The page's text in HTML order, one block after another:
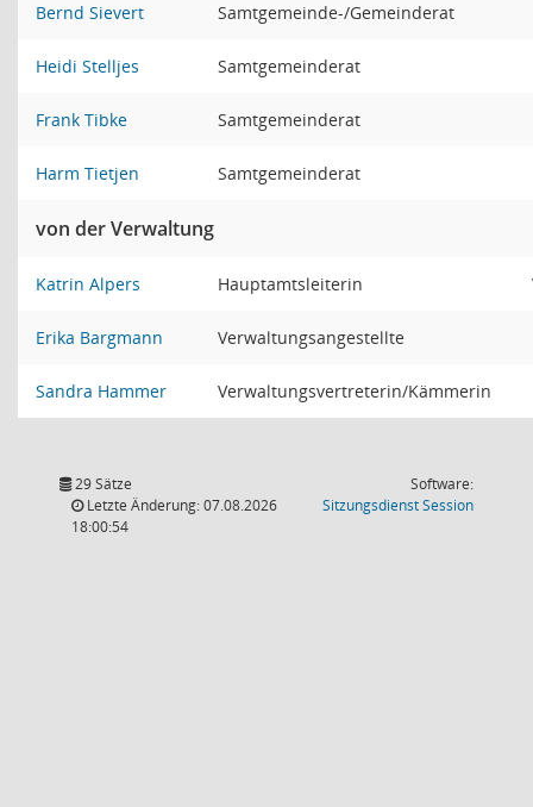
Bernd Sievert Samtgemeinde-/Gemeinderat
Heidi Stelljes Samtgemeinderat
Frank Tibke Samtgemeinderat
Harm Tietjen Samtgemeinderat
von der Verwaltung
Katrin Alpers Hauptamtsleiterin
Erika Bargmann Verwaltungsangestellte
Sandra Hammer Verwaltungsvertreterin/Kämmerin
29 Sätze
Letzte Änderung: 07.08.2026
18:00:54
Software:
SitzungsdienstSession(Wird in